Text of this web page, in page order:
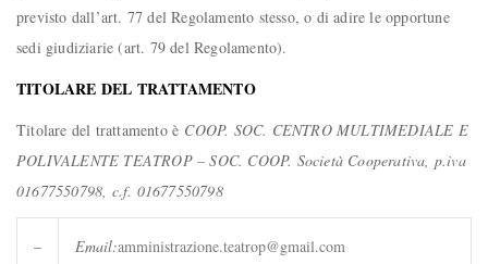
previsto dall’art. 77 del Regolamento stesso, o di adire le opportune
sedi giudiziarie (art. 79 del Regolamento).
TITOLARE DEL TRATTAMENTO
Titolare del trattamento è COOP. SOC. CENTRO MULTIMEDIALE E
POLIVALENTE TEATROP – SOC. COOP. Società Cooperativa, p.iva
01677550798, c.f. 01677550798
– Email:amministrazione.teatrop@gmail.com